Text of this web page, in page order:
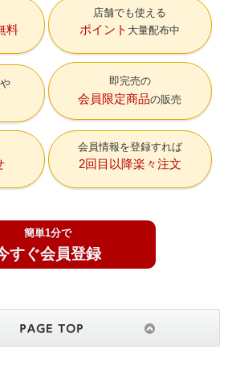
料
店舗でも使える
ポイント 大量配布中
即完売の
会員限定商品の販売
会員情報を登録すれば
2回目以降楽々注文
簡単1分で
すぐ会員登録